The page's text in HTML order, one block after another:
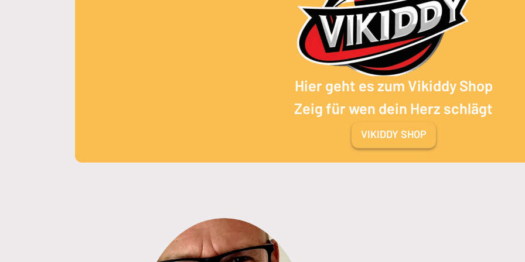
Hier geht es zum Vikiddy Shop
Zeig für wen dein Herz schlägt
VIKIDDY SHOP(Öffnet in einem neuen Tab